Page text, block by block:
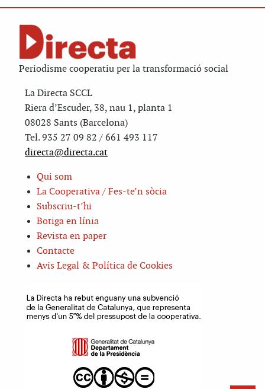
Periodisme cooperatiu per la transformació social
La Directa SCCL
Riera d’Escuder, 38, nau 1, planta 1
08028 Sants (Barcelona)
Tel. 935 27 09 82 / 661 493 117
directa@directa.cat
Qui som
La Cooperativa / Fes-te’n sòcia
Subscriu-t’hi
Botiga en línia
Revista en paper
Contacte
Avis Legal & Política de Cookies